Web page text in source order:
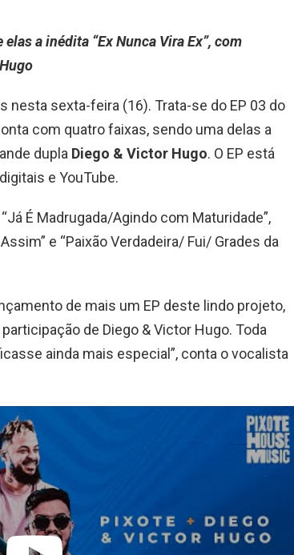
a inédita “Ex Nunca Vira Ex”, com
nesta sexta-feira (16). Trata-se do EP 03 do
com quatro faixas, sendo uma delas a
dupla Diego & Victor Hugo. O EP está
e YouTube.
É Madrugada/Agindo com Maturidade”,
e “Paixão Verdadeira/ Fui/ Grades da
de mais um EP deste lindo projeto,
de Diego & Victor Hugo. Toda
ainda mais especial”, conta o vocalista